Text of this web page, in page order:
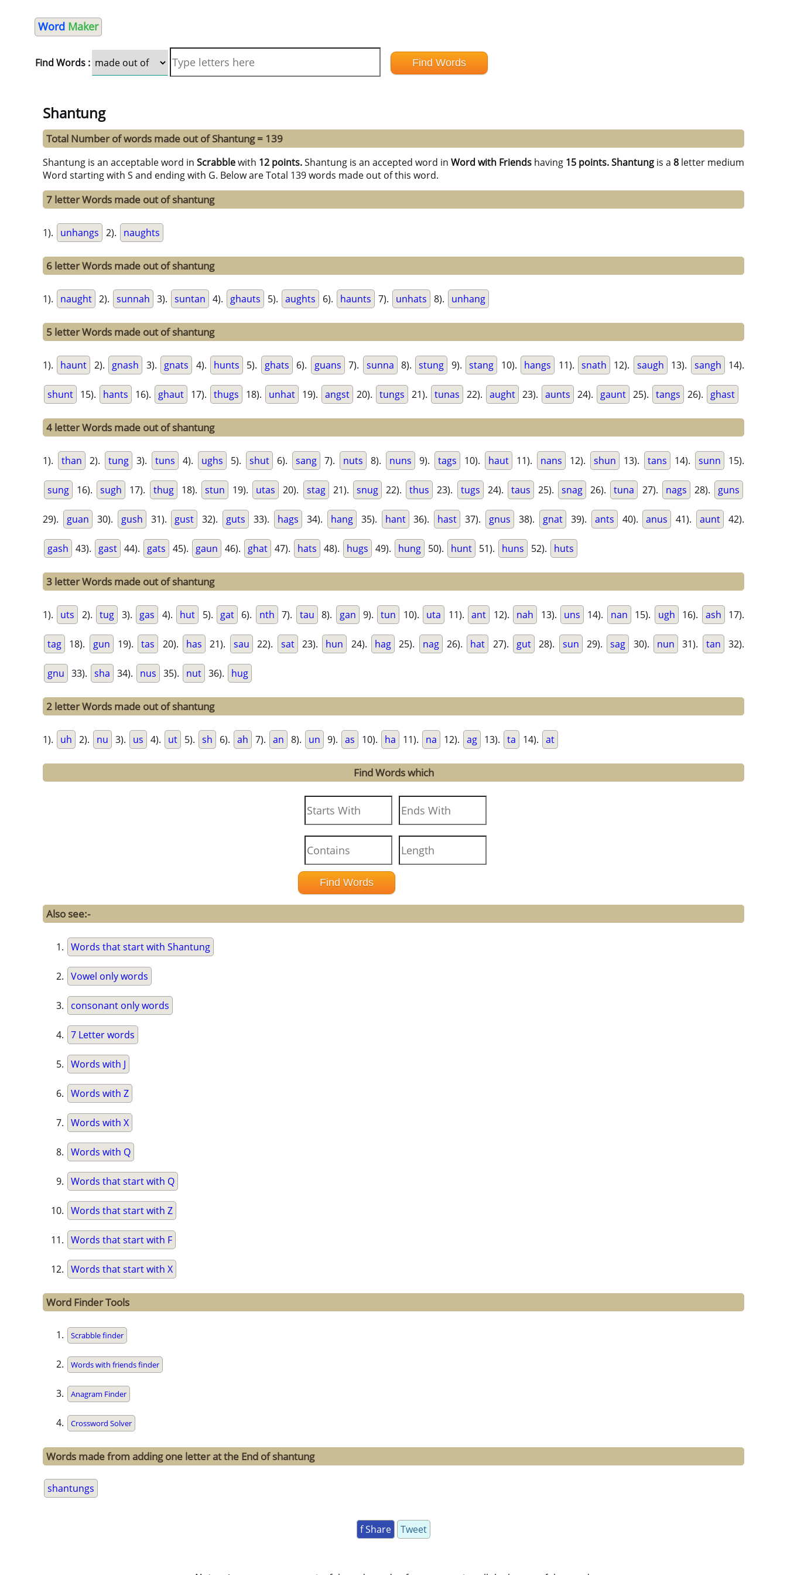
Word Maker
Find Words :
Shantung
Total Number of words made out of Shantung = 139
Shantung is an acceptable word in Scrabblewith 12 points.Shantung is an accepted word in Word with Friends having 15 points.Shantung is a 8 letter medium
Word starting with S and ending with G. Below are Total 139 words made out of this word.
7 letter Words made out of shantung
1). unhangs 2). naughts
6 letter Words made out of shantung
1). naught 2). sunnah 3). suntan 4). ghauts 5). aughts 6). haunts 7). unhats 8). unhang
5 letter Words made out of shantung
1). haunt 2). gnash 3). gnats 4). hunts 5). ghats 6). guans 7). sunna 8). stung 9). stang 10). hangs 11). snath 12). saugh 13). sangh 14).
shunt 15). hants 16). ghaut 17). thugs 18). unhat 19). angst 20). tungs 21). tunas 22). aught 23). aunts 24). gaunt 25). tangs 26). ghast
4 letter Words made out of shantung
1). than 2). tung 3). tuns 4). ughs 5). shut 6). sang 7). nuts 8). nuns 9). tags 10). haut 11). nans 12). shun 13). tans 14). sunn 15).
sung 16). sugh 17). thug 18). stun 19). utas 20). stag 21). snug 22). thus 23). tugs 24). taus 25). snag 26). tuna 27). nags 28). guns
29). guan 30). gush 31). gust 32). guts 33). hags 34). hang 35). hant 36). hast 37). gnus 38). gnat 39). ants 40). anus 41). aunt 42).
gash 43). gast 44). gats 45). gaun 46). ghat 47). hats 48). hugs 49). hung 50). hunt 51). huns 52). huts
3 letter Words made out of shantung
1). uts 2). tug 3). gas 4). hut 5). gat 6). nth 7). tau 8). gan 9). tun 10). uta 11). ant 12). nah 13). uns 14). nan 15). ugh 16). ash 17).
tag 18). gun 19). tas 20). has 21). sau 22). sat 23). hun 24). hag 25). nag 26). hat 27). gut 28). sun 29). sag 30). nun 31). tan 32).
gnu 33). sha 34). nus 35). nut 36). hug
2 letter Words made out of shantung
1). uh 2). nu 3). us 4). ut 5). sh 6). ah 7). an 8). un 9). as 10). ha 11). na 12). ag 13). ta 14). at
Find Words which
Also see:-
Words that start with Shantung
Vowel only words
consonant only words
7 Letter words
Words with J
Words with Z
Words with X
Words with Q
Words that start with Q
Words that start with Z
Words that start with F
Words that start with X
Word Finder Tools
Scrabble finder
Words with friends finder
Anagram Finder
Crossword Solver
Words made from adding one letter at the End of shantung
shantungs
f Share Tweet